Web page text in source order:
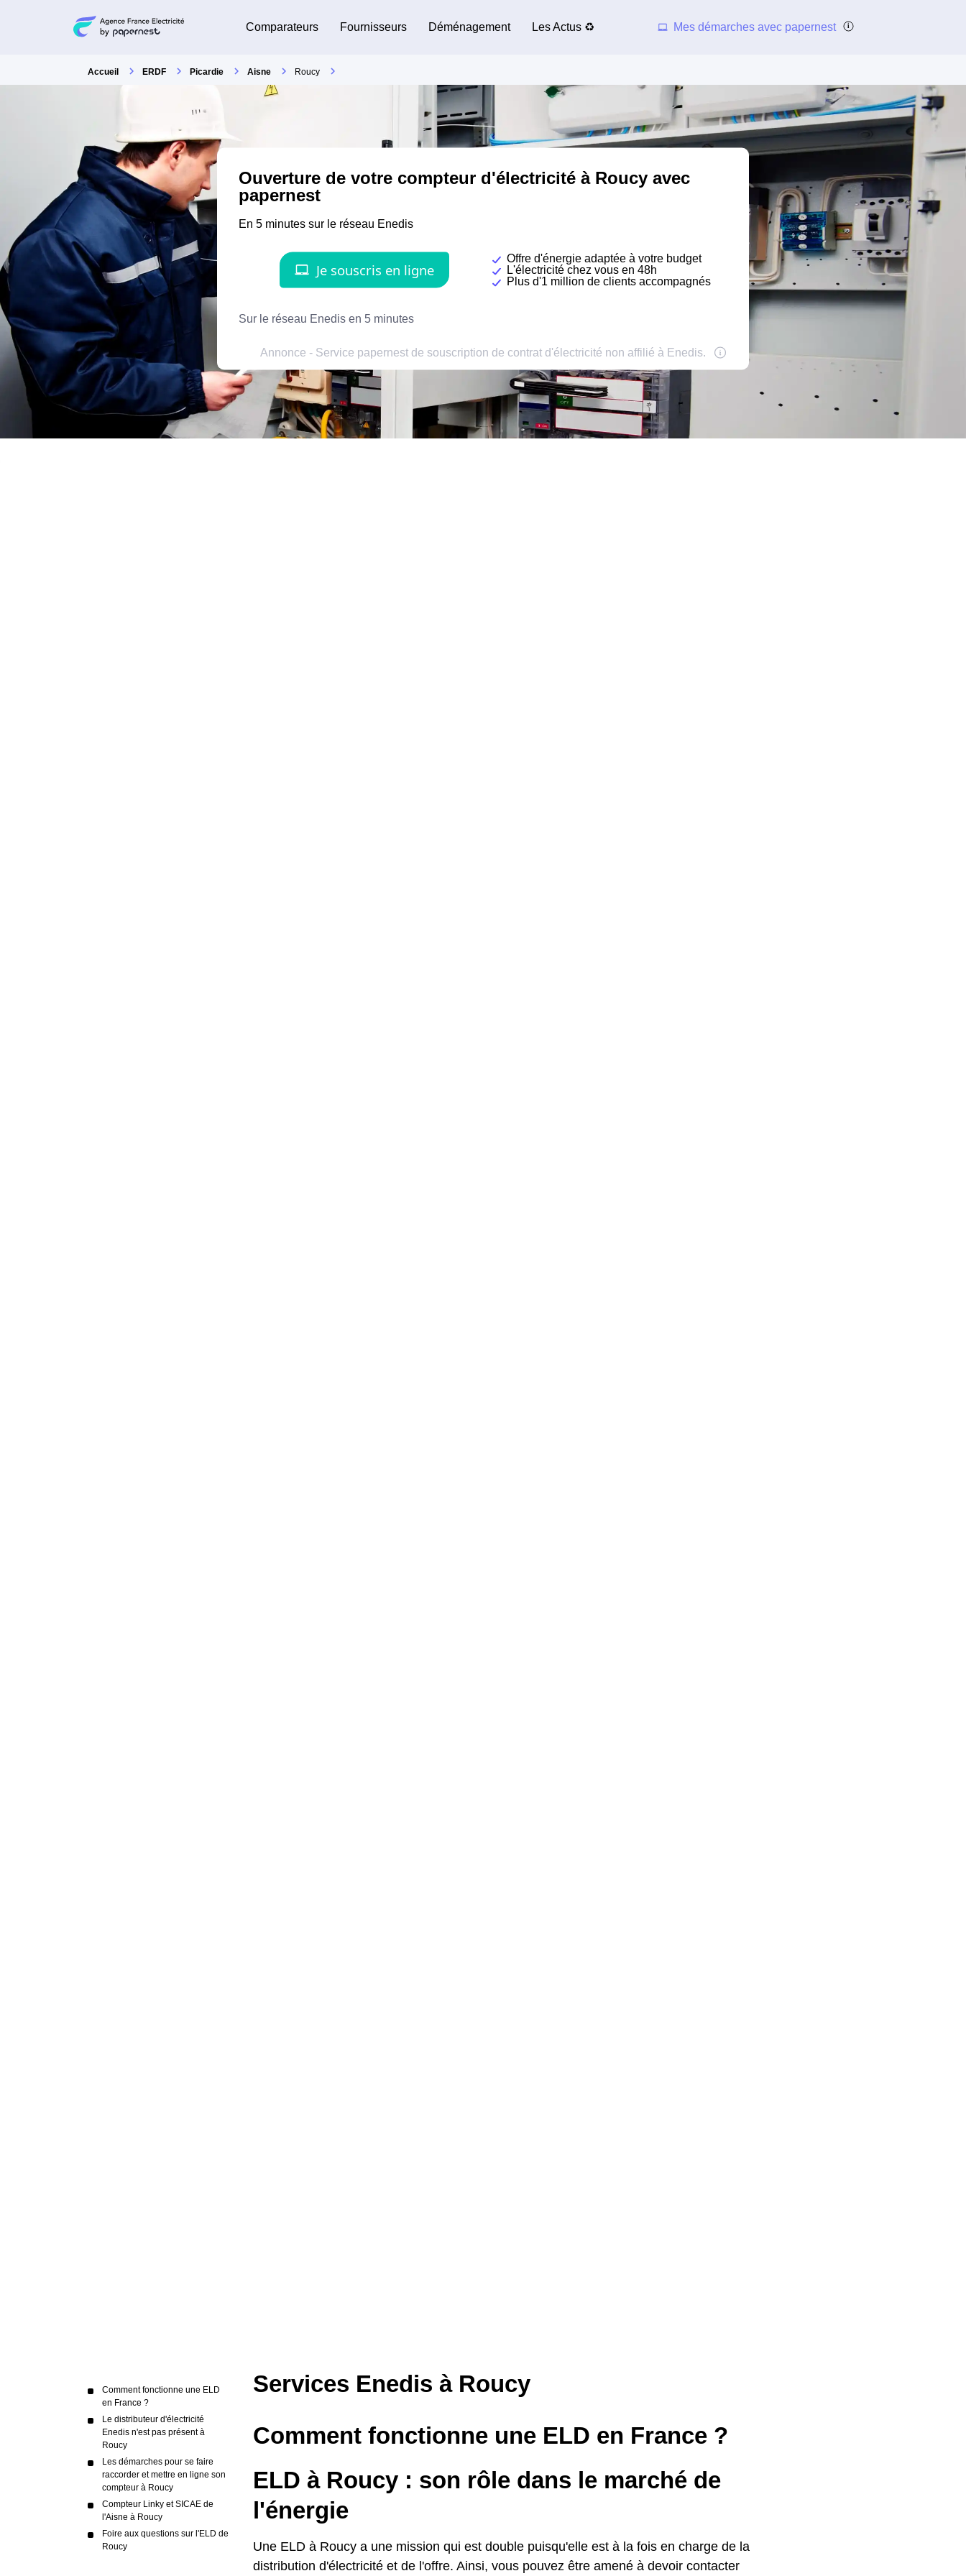
Comparateurs Fournisseurs Déménagement Les Actus ♻️ Mes démarches avec papernest
Accueil ERDF Picardie Aisne Roucy
Comment fonctionne une ELD
en France ?
Le distributeur d'électricité
Enedis n'est pas présent à
Roucy
Les démarches pour se faire
raccorder et mettre en ligne son
compteur à Roucy
Compteur Linky et SICAE de
l'Aisne à Roucy
Foire aux questions sur l'ELD de
Roucy
Services Enedis à Roucy
Comment fonctionne une ELD en France ?
ELD à Roucy : son rôle dans le marché de
l'énergie
Une ELD à Roucy a une mission qui est double puisqu'elle est à la fois en charge de la
distribution d'électricité et de l'offre. Ainsi, vous pouvez être amené à devoir contacter